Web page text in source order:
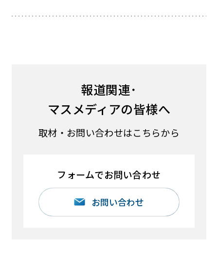
報道関連･
マスメディアの皆様へ
取材・お問い合わせはこちらから
フォームでお問い合わせ
お問い合わせ